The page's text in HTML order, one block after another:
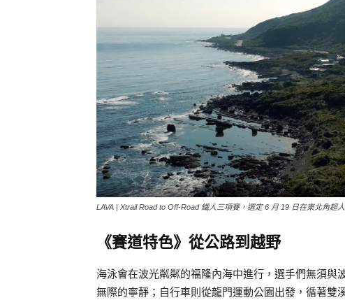
LAVA | Xtrail Road to Off-Road 鐵人三項賽，選定 6 月 19 日在東北角超
《賽道特色》從公路到越野
海泳會在波光粼粼的福隆內海中進行，選手們無須
無際的寧靜；自行車則從龍門運動公園出發，循著雙